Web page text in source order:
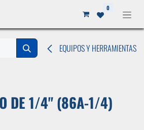
0
EQUIPOS Y HERRAMIENTAS
DE 1/4" (86A-1/4)